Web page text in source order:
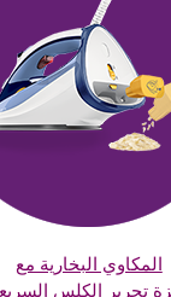
المكاوي البخارية مع
تحرير الكلس السريعة